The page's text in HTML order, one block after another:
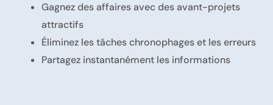
Gagnez des affaires avec des avant-projets
attractifs
Éliminez les tâches chronophages et les erreurs
Partagez instantanément les informations